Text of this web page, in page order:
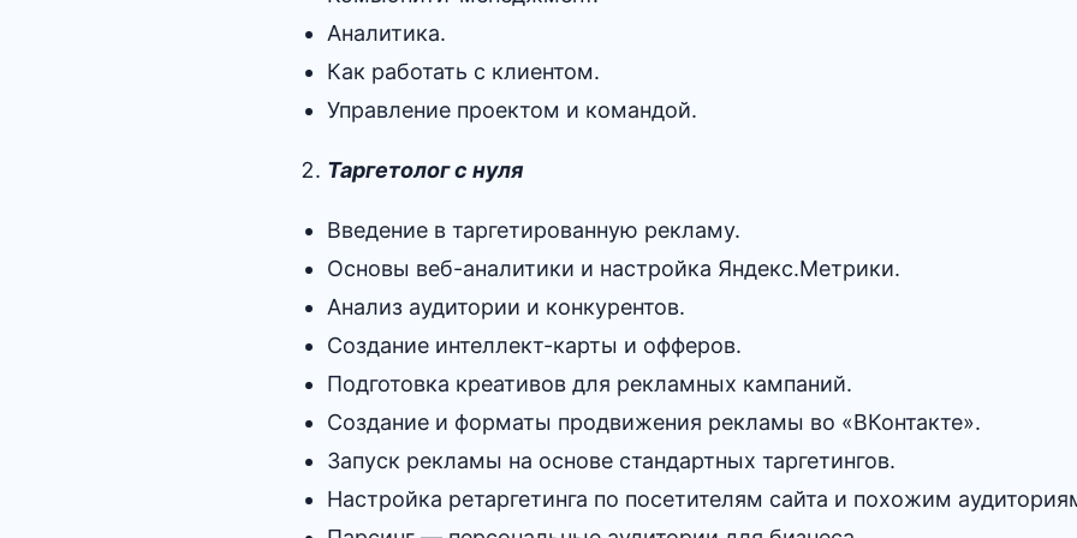
Аналитика.
Как работать с клиентом.
Управление проектом и командой.
Таргетолог с нуля
Введение в таргетированную рекламу.
Основы веб-аналитики и настройка Яндекс.Метрики.
Анализ аудитории и конкурентов.
Создание интеллект-карты и офферов.
Подготовка креативов для рекламных кампаний.
Создание и форматы продвижения рекламы во «ВКонтакте».
Запуск рекламы на основе стандартных таргетингов.
Настройка ретаргетинга по посетителям сайта и похожим